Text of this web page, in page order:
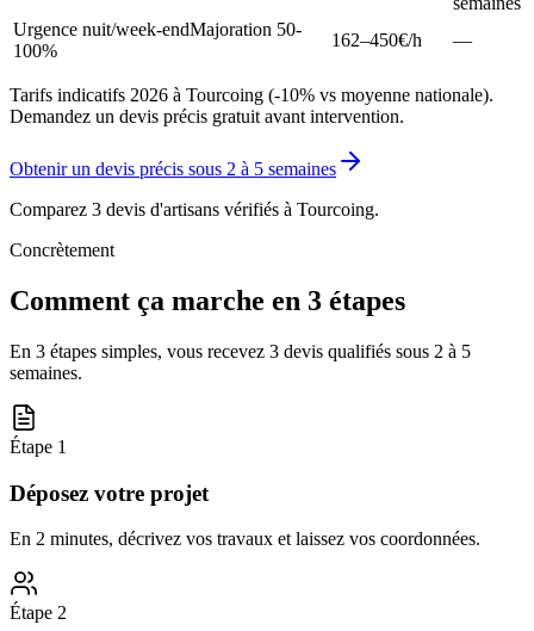
Urgence nuit/week-endMajoration 50-
100%
162–450€/h —
Tarifs indicatifs 2026 à Tourcoing (-10% vs moyenne nationale).
Demandez un devis précis gratuit avant intervention.
Obtenir un devis précis sous 2 à 5 semaines
Comparez 3 devis d'artisans vérifiés à Tourcoing.
Concrètement
Comment ça marche en 3 étapes
En 3 étapes simples, vous recevez 3 devis qualifiés sous 2 à 5
semaines.
Étape 1
Déposez votre projet
En 2 minutes, décrivez vos travaux et laissez vos coordonnées.
Étape 2